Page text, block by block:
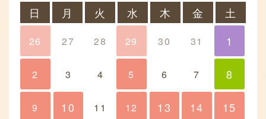
日 月 火 水 木 金 土
26 27 28 29 30 31 1
1
2 3 4 5 6 7 8
8
9 10 11 12 13 14 15
10 13 14 15